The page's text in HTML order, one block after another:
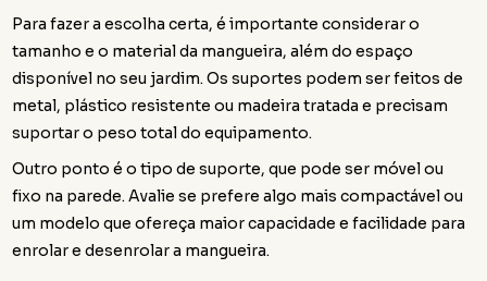
Para fazer a escolha certa, é importante considerar o
tamanho e o material da mangueira, além do espaço
disponível no seu jardim. Os suportes podem ser feitos de
metal, plástico resistente ou madeira tratada e precisam
suportar o peso total do equipamento.
Outro ponto é o tipo de suporte, que pode ser móvel ou
fixo na parede. Avalie se prefere algo mais compactável ou
um modelo que ofereça maior capacidade e facilidade para
enrolar e desenrolar a mangueira.